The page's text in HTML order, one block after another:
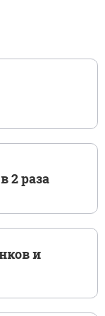
в 2 раза
и